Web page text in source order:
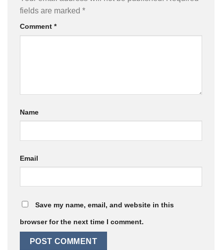
fields are marked *
Comment *
Name
Email
Save my name, email, and website in this
browser for the next time I comment.